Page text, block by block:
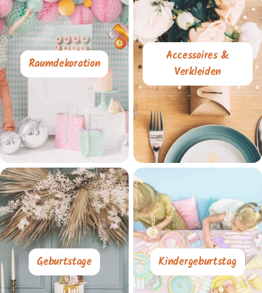
Raumdekoration
Accessoires &
Verkleiden
Geburtstage Kindergeburtstag